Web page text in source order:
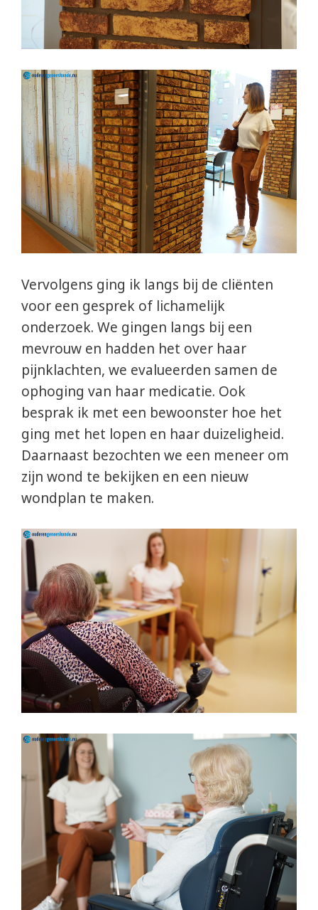
Vervolgens ging ik langs bij de cliënten
voor een gesprek of lichamelijk
onderzoek. We gingen langs bij een
mevrouw en hadden het over haar
pijnklachten, we evalueerden samen de
ophoging van haar medicatie. Ook
besprak ik met een bewoonster hoe het
ging met het lopen en haar duizeligheid.
Daarnaast bezochten we een meneer om
zijn wond te bekijken en een nieuw
wondplan te maken.